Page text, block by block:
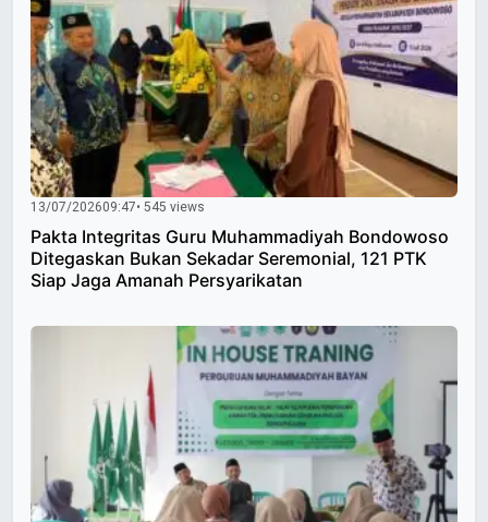
13/07/202609:47• 545 views
Pakta Integritas Guru Muhammadiyah Bondowoso
Ditegaskan Bukan Sekadar Seremonial, 121 PTK
Siap Jaga Amanah Persyarikatan